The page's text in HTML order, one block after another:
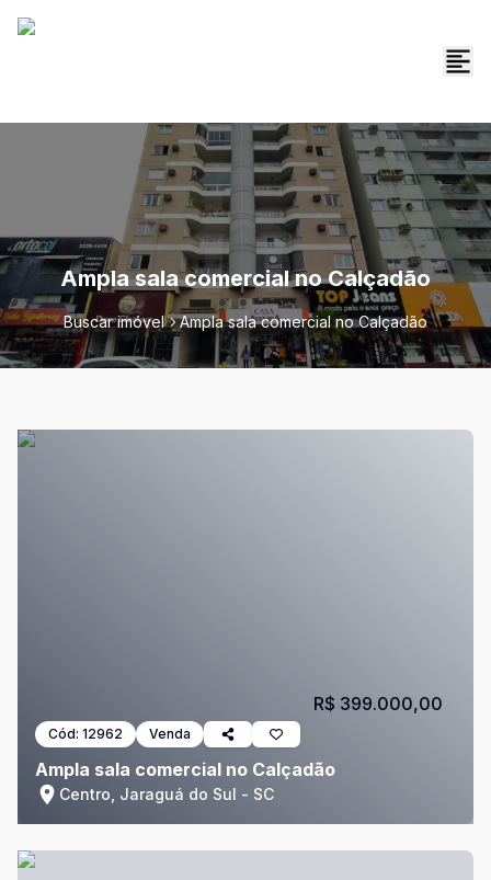
Ampla sala comercial no Calçadão
Buscar imóvel Ampla sala comercial no Calçadão
Cód: 12962 Venda
Ampla sala comercial no Calçadão
Centro, Jaraguá do Sul - SC
R$ 399.000,00